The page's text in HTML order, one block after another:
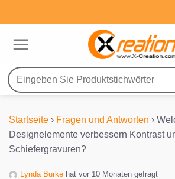
Inhalt
Suche
nach:
Startseite › Fragen und Antworten ›
Designelemente verbessern Kontrast
Schiefergravuren?
Lynda Burke hat vor 10 Monaten gefragt